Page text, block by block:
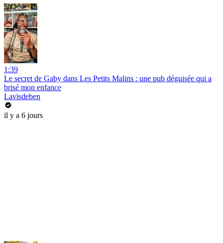
1:39
Le secret de Gaby dans Les Petits Malins : une pub déguisée qui a
brisé mon enfance
Lavisdeben
il y a 6 jours